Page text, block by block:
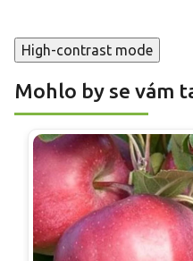
High-contrast mode
Mohlo by se vám